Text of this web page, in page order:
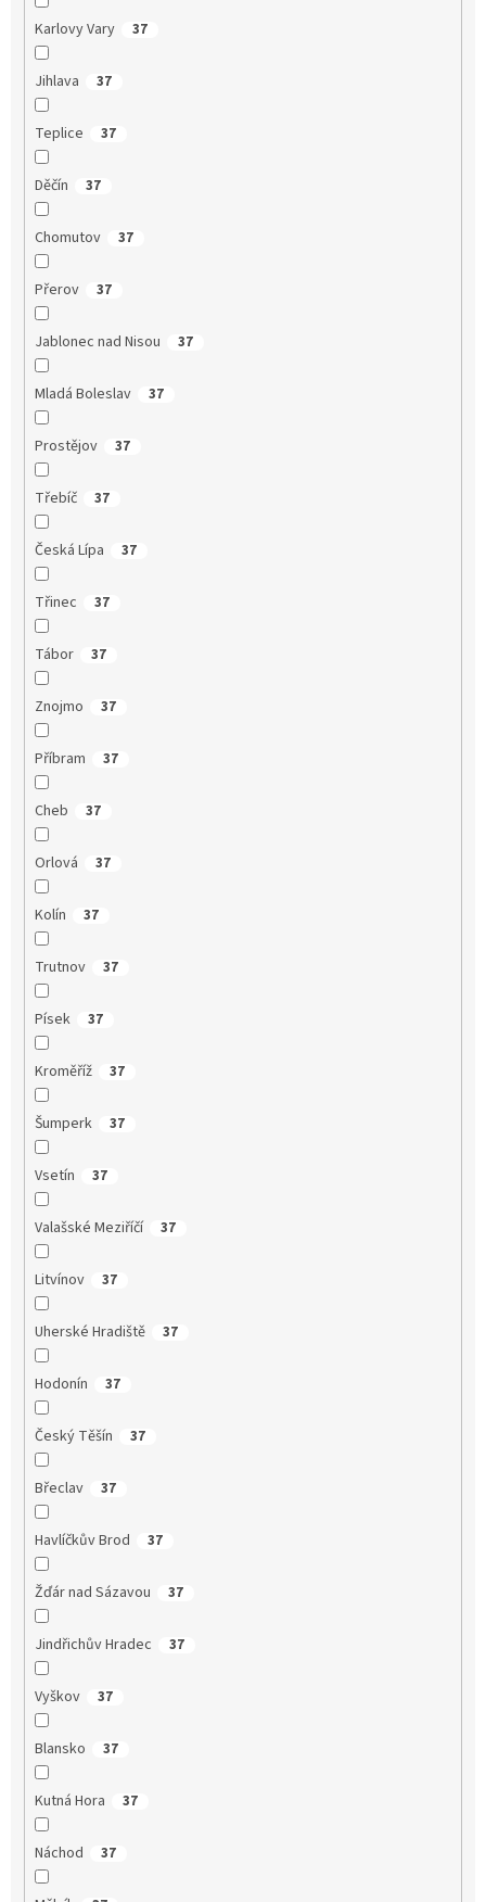
Karlovy Vary 37
Jihlava 37
Teplice 37
Děčín 37
Chomutov 37
Přerov 37
Jablonec nad Nisou 37
Mladá Boleslav 37
Prostějov 37
Třebíč 37
Česká Lípa 37
Třinec 37
Tábor 37
Znojmo 37
Příbram 37
Cheb 37
Orlová 37
Kolín 37
Trutnov 37
Písek 37
Kroměříž 37
Šumperk 37
Vsetín 37
Valašské Meziříčí 37
Litvínov 37
Uherské Hradiště 37
Hodonín 37
Český Těšín 37
Břeclav 37
Havlíčkův Brod 37
Žďár nad Sázavou 37
Jindřichův Hradec 37
Vyškov 37
Blansko 37
Kutná Hora 37
Náchod 37